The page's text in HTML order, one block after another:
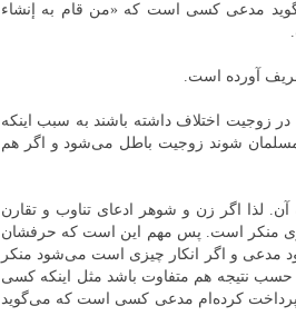
مدعی کسی است که «من قام به إنشاء
آورده است.
زوجیت اختلاف داشته باشند به سبب اینکه
مسلمان شوند زوجیت باطل می‌شود و اگر هم
لذا اگر زن و شوهر ادعای تناوب و تقارن
منکر است. پس مهم این است که حرفشان
مدعی و اگر انکار چیزی است می‌شود منکر
حسب نتیجه هم متفاوت باشد مثل اینکه کسی
پرداخت کرده‌ام مدعی کسی است که می‌گوید